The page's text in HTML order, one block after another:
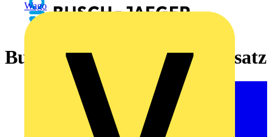
Wago
Busch-Universal-Relais-Einsatz